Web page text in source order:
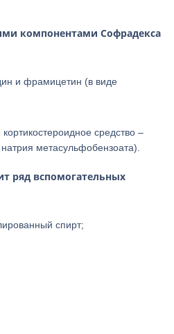
компонентами Софрадекса
и фрамицетин (в виде
средство –
метасульфобензоата).
ряд вспомогательных
спирт;